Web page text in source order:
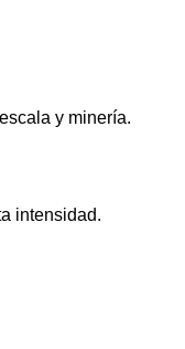
y minería.
intensidad.